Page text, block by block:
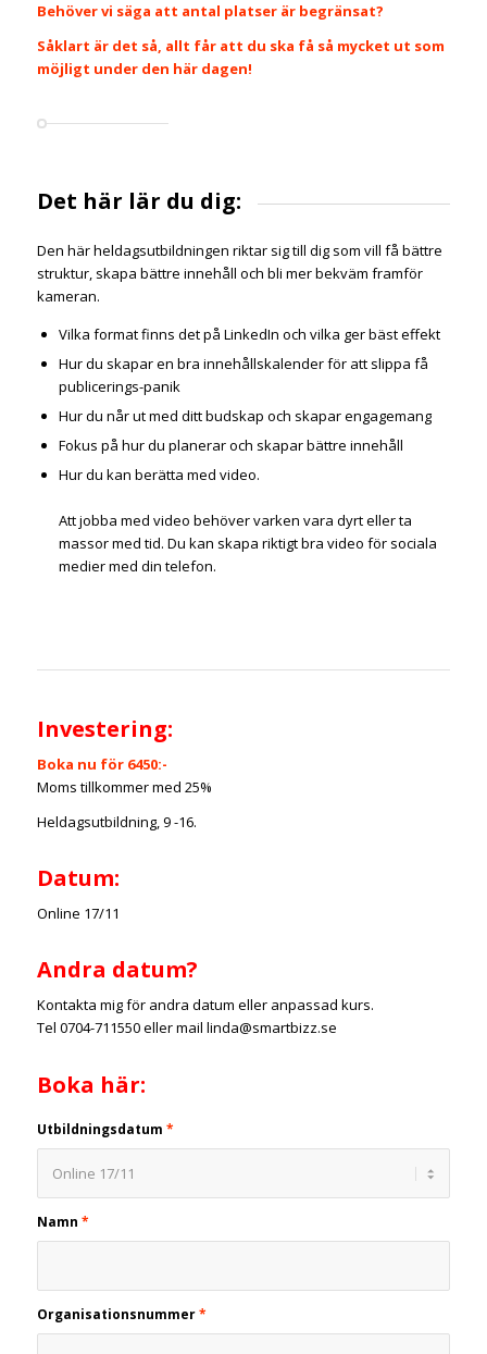
Behöver vi säga att antal platser är begränsat?
Såklart är det så, allt får att du ska få så mycket ut som
möjligt under den här dagen!
Det här lär du dig:
Den här heldagsutbildningen riktar sig till dig som vill få bättre
struktur, skapa bättre innehåll och bli mer bekväm framför
kameran.
Vilka format finns det på LinkedIn och vilka ger bäst effekt
Hur du skapar en bra innehållskalender för att slippa få
publicerings-panik
Hur du når ut med ditt budskap och skapar engagemang
Fokus på hur du planerar och skapar bättre innehåll
Hur du kan berätta med video.
Att jobba med video behöver varken vara dyrt eller ta
massor med tid. Du kan skapa riktigt bra video för sociala
medier med din telefon.
Investering:
Boka nu för 6450:-
Moms tillkommer med 25%
Heldagsutbildning, 9 -16.
Datum:
Online 17/11
Andra datum?
Kontakta mig för andra datum eller anpassad kurs.
Tel 0704-711550 eller mail linda@smartbizz.se
Boka här:
Utbildningsdatum *
Namn *
Organisationsnummer*